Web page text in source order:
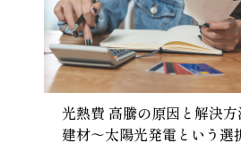
光熱費 高騰の原因と解決
建材～太陽光発電という選